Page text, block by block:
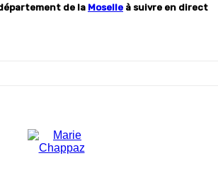
de la Moselle à suivre en direct